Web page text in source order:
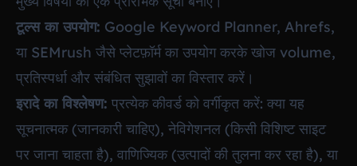
टूल्स का उपयोग: Google Keyword Planner, Ahrefs,
या SEMrush जैसे प्लेटफ़ॉर्म का उपयोग करके खोज volume,
प्रतिस्पर्धा और संबंधित सुझावों का विस्तार करें।
इरादे का विश्लेषण: प्रत्येक कीवर्ड को वर्गीकृत करें: क्या यह
सूचनात्मक (जानकारी चाहिए), नेविगेशनल (किसी विशिष्ट साइट
पर जाना चाहता है), वाणिज्यिक (उत्पादों की तुलना कर रहा है), या